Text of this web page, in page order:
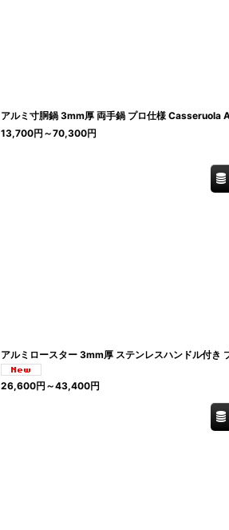
アルミ寸胴鍋 3mm厚 両手鍋 プロ仕様 Casseruola
13,700円 ～70,300円
アルミロースター 3mm厚 ステンレスハンドル付
26,600円 ～43,400円